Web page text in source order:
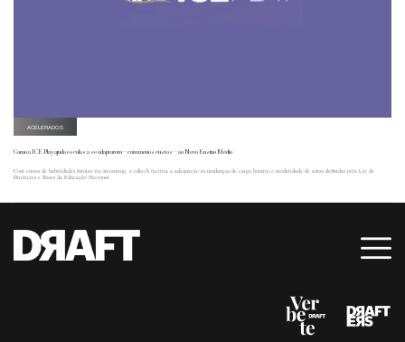
ACELERADOS
Como a ICE Play ajuda escolas a se adaptarem – com menos custos – ao Novo Ensino Médio
Com cursos de habilidades futuras via streaming, a edtech facilita a adequação às mudanças de carga horária e modalidade de aulas definidas pela Lei de
Diretrizes e Bases da Educação Nacional.